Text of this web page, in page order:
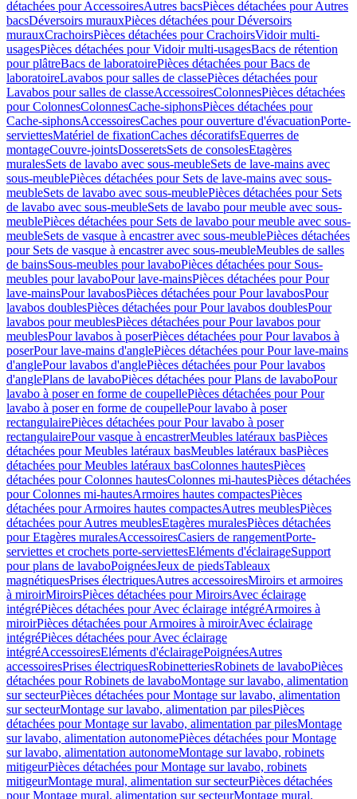
détachées pour AccessoiresAutres bacsPièces détachées pour Autres
bacsDéversoirs murauxPièces détachées pour Déversoirs
murauxCrachoirsPièces détachées pour CrachoirsVidoir multi-
usagesPièces détachées pour Vidoir multi-usagesBacs de rétention
pour plâtreBacs de laboratoirePièces détachées pour Bacs de
laboratoireLavabos pour salles de classePièces détachées pour
Lavabos pour salles de classeAccessoiresColonnesPièces détachées
pour ColonnesColonnesCache-siphonsPièces détachées pour
Cache-siphonsAccessoiresCaches pour ouverture d'évacuationPorte-
serviettesMatériel de fixationCaches décoratifsEquerres de
montageCouvre-jointsDosseretsSets de consolesEtagères
muralesSets de lavabo avec sous-meubleSets de lave-mains avec
sous-meublePièces détachées pour Sets de lave-mains avec sous-
meubleSets de lavabo avec sous-meublePièces détachées pour Sets
de lavabo avec sous-meubleSets de lavabo pour meuble avec sous-
meublePièces détachées pour Sets de lavabo pour meuble avec sous-
meubleSets de vasque à encastrer avec sous-meublePièces détachées
pour Sets de vasque à encastrer avec sous-meubleMeubles de salles
de bainsSous-meubles pour lavaboPièces détachées pour Sous-
meubles pour lavaboPour lave-mainsPièces détachées pour Pour
lave-mainsPour lavabosPièces détachées pour Pour lavabosPour
lavabos doublesPièces détachées pour Pour lavabos doublesPour
lavabos pour meublesPièces détachées pour Pour lavabos pour
meublesPour lavabos à poserPièces détachées pour Pour lavabos à
poserPour lave-mains d'anglePièces détachées pour Pour lave-mains
d'anglePour lavabos d'anglePièces détachées pour Pour lavabos
d'anglePlans de lavaboPièces détachées pour Plans de lavaboPour
lavabo à poser en forme de coupellePièces détachées pour Pour
lavabo à poser en forme de coupellePour lavabo à poser
rectangulairePièces détachées pour Pour lavabo à poser
rectangulairePour vasque à encastrerMeubles latéraux basPièces
détachées pour Meubles latéraux basMeubles latéraux basPièces
détachées pour Meubles latéraux basColonnes hautesPièces
détachées pour Colonnes hautesColonnes mi-hautesPièces détachées
pour Colonnes mi-hautesArmoires hautes compactesPièces
détachées pour Armoires hautes compactesAutres meublesPièces
détachées pour Autres meublesEtagères muralesPièces détachées
pour Etagères muralesAccessoiresCasiers de rangementPorte-
serviettes et crochets porte-serviettesEléments d'éclairageSupport
pour plans de lavaboPoignéesJeux de piedsTableaux
magnétiquesPrises électriquesAutres accessoiresMiroirs et armoires
à miroirMiroirsPièces détachées pour MiroirsAvec éclairage
intégréPièces détachées pour Avec éclairage intégréArmoires à
miroirPièces détachées pour Armoires à miroirAvec éclairage
intégréPièces détachées pour Avec éclairage
intégréAccessoiresEléments d'éclairagePoignéesAutres
accessoiresPrises électriquesRobinetteriesRobinets de lavaboPièces
détachées pour Robinets de lavaboMontage sur lavabo, alimentation
sur secteurPièces détachées pour Montage sur lavabo, alimentation
sur secteurMontage sur lavabo, alimentation par pilesPièces
détachées pour Montage sur lavabo, alimentation par pilesMontage
sur lavabo, alimentation autonomePièces détachées pour Montage
sur lavabo, alimentation autonomeMontage sur lavabo, robinets
mitigeurPièces détachées pour Montage sur lavabo, robinets
mitigeurMontage mural, alimentation sur secteurPièces détachées
pour Montage mural, alimentation sur secteurMontage mural,